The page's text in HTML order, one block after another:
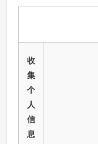
收
集
个
人
信
息